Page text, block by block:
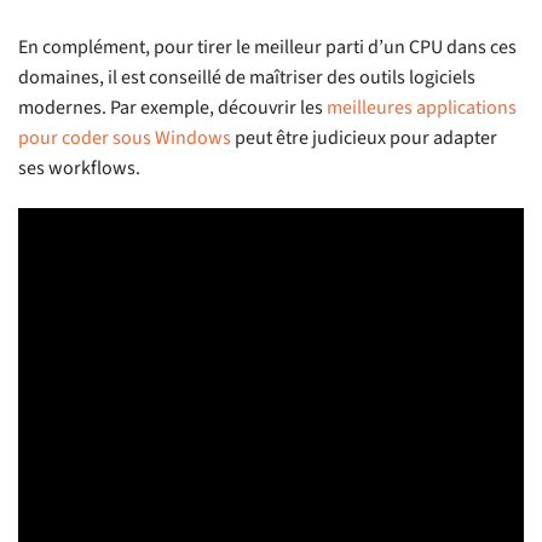
En complément, pour tirer le meilleur parti d’un CPU dans ces
domaines, il est conseillé de maîtriser des outils logiciels
modernes. Par exemple, découvrir lesmeilleures applications
pour coder sous Windowspeut être judicieux pour adapter
ses workflows.